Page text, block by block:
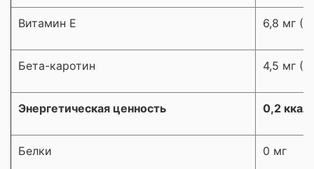
Витамин Е 6,8 мг
Бета-каротин 4,5 мг
Энергетическая ценность 0,2
Белки 0 мг